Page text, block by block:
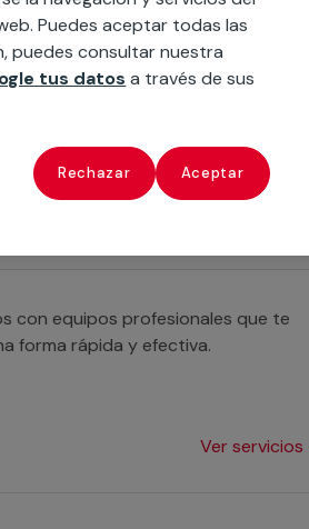
Ver servicios
servicios cualificados profesionales
con equipos profesionales que te
forma rápida y efectiva.
Ver servicios
Puedes aceptar todas las
puedes consultar nuestra
tus datos a través de sus
Rechazar Aceptar